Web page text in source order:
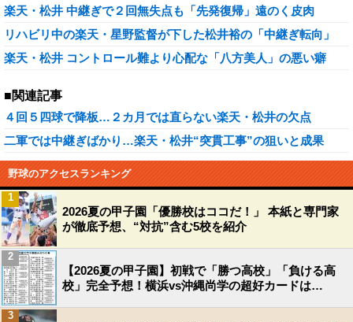
楽天・松井 中継ぎで２回無失点も「先発復帰」遠のく皮肉
リハビリ中の楽天・星野監督が下した松井裕の「中継ぎ転向」
楽天・松井 コントロール難より心配な「八方美人」の悪い癖
■関連記事
４回５四球で降板…２カ月では直らない楽天・松井の欠点
二軍では中継ぎばかり…楽天・松井“突貫工事”の狙いと成果
野球のアクセスランキング
2026夏の甲子園「優勝校はココだ！」 本紙と専門家
が徹底予想、“対抗”含む5校を紹介
1
【2026夏の甲子園】初戦で「勝つ高校」「負ける高
校」完全予想！横浜vs沖縄尚学の超好カードは…
2
3